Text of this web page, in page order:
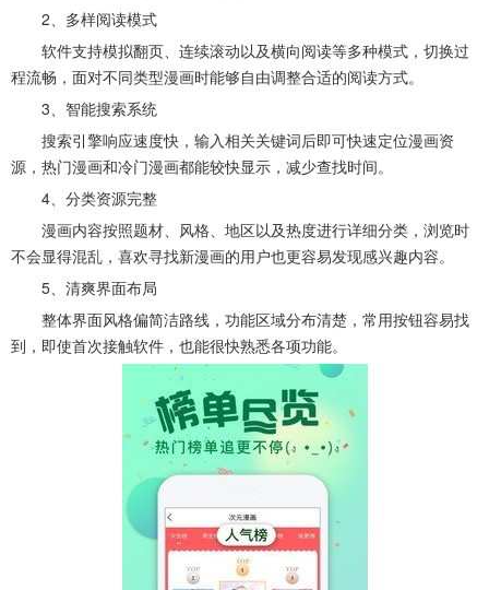
2、多样阅读模式
软件支持模拟翻页、连续滚动以及横向阅读等多种模式，切换过
程流畅，面对不同类型漫画时能够自由调整合适的阅读方式。
3、智能搜索系统
搜索引擎响应速度快，输入相关关键词后即可快速定位漫画资
源，热门漫画和冷门漫画都能较快显示，减少查找时间。
4、分类资源完整
漫画内容按照题材、风格、地区以及热度进行详细分类，浏览时
不会显得混乱，喜欢寻找新漫画的用户也更容易发现感兴趣内容。
5、清爽界面布局
整体界面风格偏简洁路线，功能区域分布清楚，常用按钮容易找
到，即使首次接触软件，也能很快熟悉各项功能。